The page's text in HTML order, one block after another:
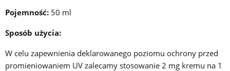
Pojemność: 50 ml
Sposób użycia:
W celu zapewnienia deklarowanego poziomu ochrony przed
promieniowaniem UV zalecamy stosowanie 2 mg kremu na 1